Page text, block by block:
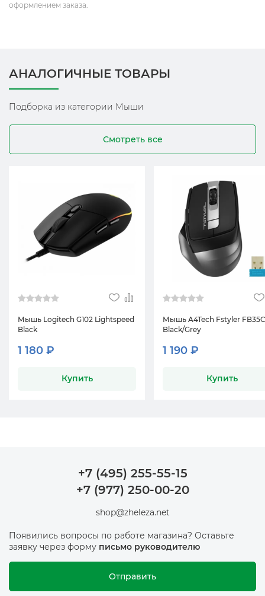
оформлением заказа.
АНАЛОГИЧНЫЕ ТОВАРЫ
Подборка из категории Мыши
Смотреть все
Мышь Logitech G102 Lightspeed
Black
1 180 ₽
Купить
Мышь A4Tech Fstyler FB35C
Black/Grey
1 190 ₽
Купить
+7 (495) 255-55-15
+7 (977) 250-00-20
shop@zheleza.net
Появились вопросы по работе магазина? Оставьте
заявку через форму письмо руководителю
Отправить